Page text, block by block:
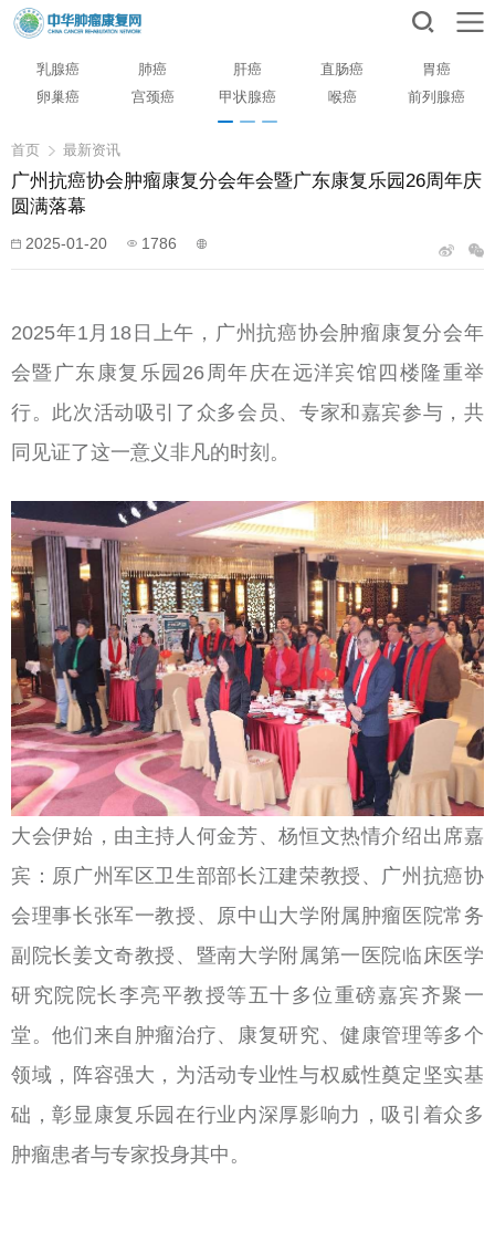
乳腺癌 肺癌 肝癌 直肠癌
胃癌
卵巢癌
宫颈癌 甲状腺癌 喉癌 前列腺癌
首页 最新资讯
广州抗癌协会肿瘤康复分会年会暨广东康复乐园26周年庆
圆满落幕
2025-01-20 1786
2025年1月18日上午，广州抗癌协会肿瘤康复分会年
会暨广东康复乐园26周年庆在远洋宾馆四楼隆重举
行。此次活动吸引了众多会员、专家和嘉宾参与，共
同见证了这一意义非凡的时刻。
大会伊始，由主持人何金芳、杨恒文热情介绍出席嘉
宾：原广州军区卫生部部长江建荣教授、广州抗癌协
会理事长张军一教授、原中山大学附属肿瘤医院常务
副院长姜文奇教授、暨南大学附属第一医院临床医学
研究院院长李亮平教授等五十多位重磅嘉宾齐聚一
堂。他们来自肿瘤治疗、康复研究、健康管理等多个
领域，阵容强大，为活动专业性与权威性奠定坚实基
础，彰显康复乐园在行业内深厚影响力，吸引着众多
肿瘤患者与专家投身其中。